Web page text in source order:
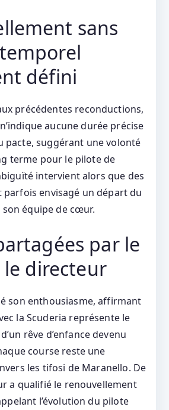
sans
défini
précédentes reconductions,
aucune durée précise
pacte, suggérant une volonté
terme pour le pilote de
intervient alors que des
parfois envisagé un départ du
équipe de cœur.
par le
directeur
son enthousiasme, affirmant
la Scuderia représente le
rêve d’enfance devenu
course reste une
les tifosi de Maranello. De
a qualifié le renouvellement
l’évolution du pilote